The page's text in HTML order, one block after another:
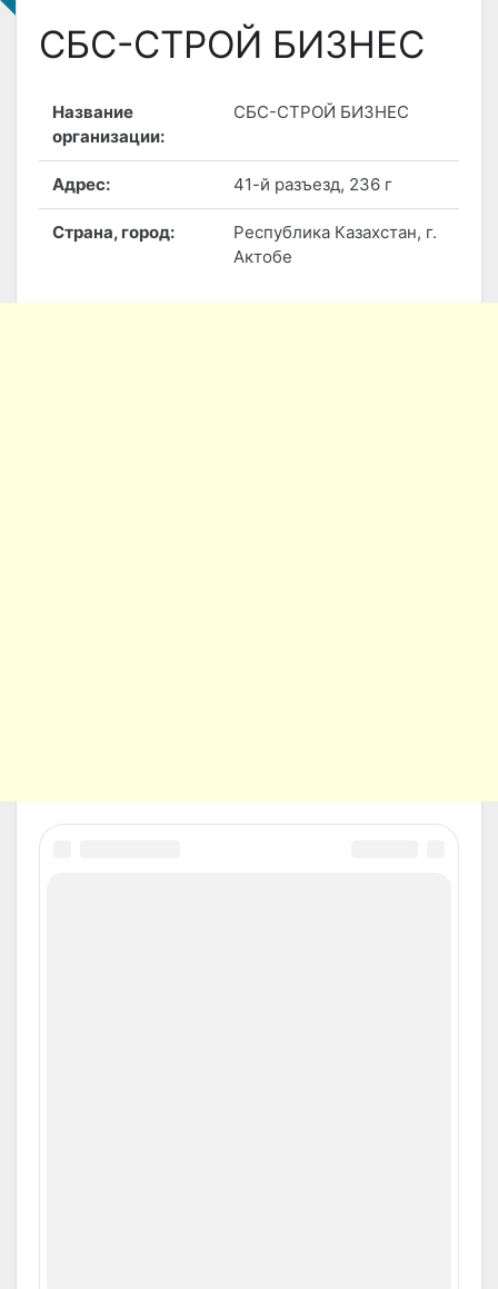
СБС-СТРОЙ БИЗНЕС
Название
организации:
СБС-СТРОЙ БИЗНЕС
Адрес: 41-й разъезд, 236 г
Страна, город:
Республика Казахстан, г.
Актобе